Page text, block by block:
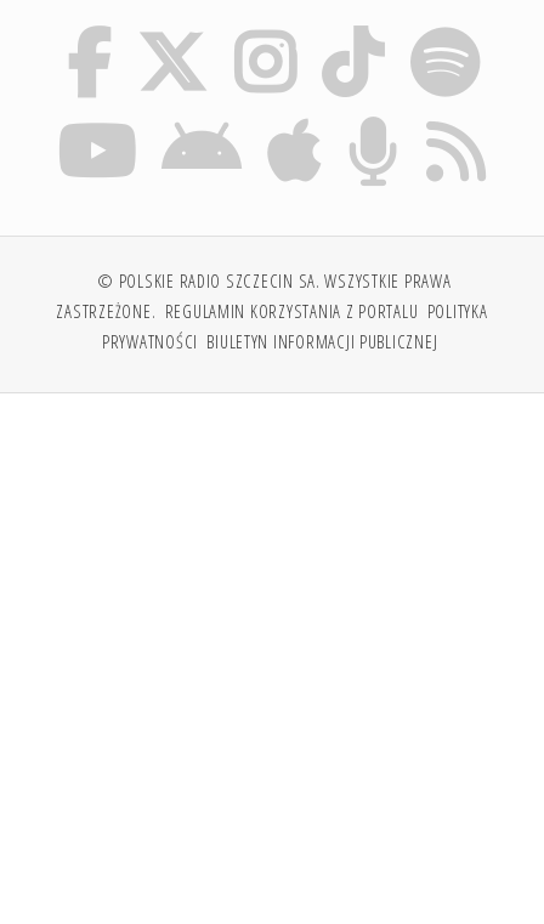
© POLSKIE RADIO SZCZECIN SA. WSZYSTKIE PRAWA
ZASTRZEŻONE. REGULAMIN KORZYSTANIA Z PORTALU POLITYKA
PRYWATNOŚCI BIULETYN INFORMACJI PUBLICZNEJ